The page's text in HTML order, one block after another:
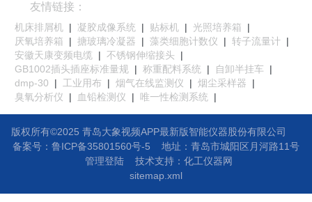
友情链接：
机床排屑机 | 凝胶成像系统 | 贴标机 | 光照培养箱
|
厌氧培养箱
| 搪玻璃冷凝器 | 藻类细胞计数仪 | 转子流量计 |
安徽天康变频电缆
| 不锈钢伸缩接头
|
GB1002插头插座标准量规 | 称重配料系统 | 自卸半挂车
|
dmp-30
| 工业用布 | 烟气在线监测仪 | 烟尘采样器
|
臭氧分析仪
| 血铅检测仪 | 唯一性检测系统 |
版权所有©2025 青岛大象视频APP最新版智能仪器股份有限公司
备案号：鲁ICP备35801560号-5
地址： 青岛市城阳区月河路11号
管理登陆技术支持： 化工仪器网
sitemap.xml